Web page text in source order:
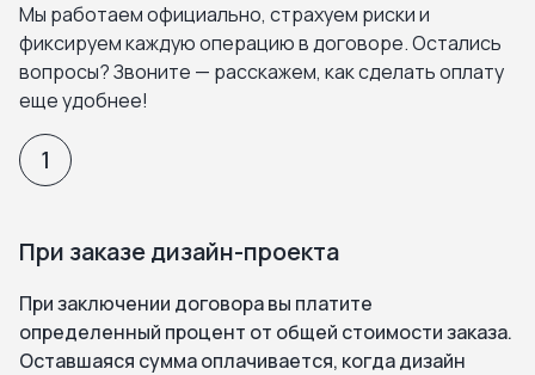
Мы работаем официально, страхуем риски и
фиксируем каждую операцию в договоре. Остались
вопросы? Звоните — расскажем, как сделать оплату
еще удобнее!
1
При заказе дизайн-проекта
При заключении договора вы платите
определенный процент от общей стоимости заказа.
Оставшаяся сумма оплачивается, когда дизайн